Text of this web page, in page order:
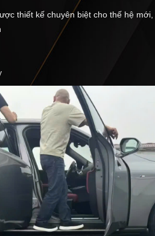
thiết kế chuyên biệt cho thế hệ